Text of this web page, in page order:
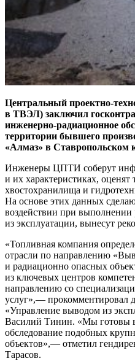
Центральный проектно-
в ТВЭЛ) заключил
инженерно-радиационное
территории бывшего
«Алмаз» в Ставропольском
Инженеры ЦПТИ соберут
и их характеристиках, оценят
хвостохранилища и
На основе этих данных
воздействии при выполнении
из эксплуатации, вынесут
«Топливная компания
отрасли по направлению
и радиационно опасных
из ключевых центров
направлению со
услуг»,— прокомментировал
«Управление выводом из
Василий Тинин. «Мы готовы
обследование подобных
объектов»,— отметил
Тарасов.